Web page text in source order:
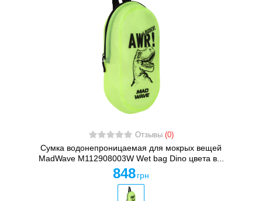
Отзывы (0)
Сумка водонепроницаемая для мокрых вещей
MadWave M112908003W Wet bag Dino цвета в...
848 грн